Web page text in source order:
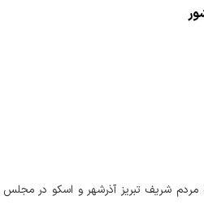
مردم شریف تبریز آذرشهر و اسکو در